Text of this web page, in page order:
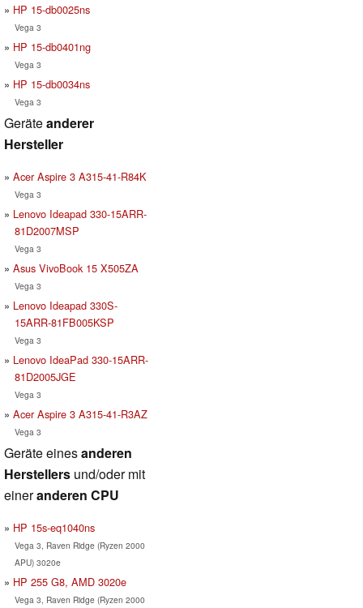
HP 15-db0025ns
Vega 3
HP 15-db0401ng
Vega 3
HP 15-db0034ns
Vega 3
Geräteanderer
Hersteller
Acer Aspire 3 A315-41-R84K
Vega 3
Lenovo Ideapad 330-15ARR-
81D2007MSP
Vega 3
Asus VivoBook 15 X505ZA
Vega 3
Lenovo Ideapad 330S-
15ARR-81FB005KSP
Vega 3
Lenovo IdeaPad 330-15ARR-
81D2005JGE
Vega 3
Acer Aspire 3 A315-41-R3AZ
Vega 3
Geräte einesanderen
Herstellers und/oder mit
eineranderen CPU
HP 15s-eq1040ns
Vega 3, Raven Ridge (Ryzen 2000
APU) 3020e
HP 255 G8, AMD 3020e
Vega 3, Raven Ridge (Ryzen 2000